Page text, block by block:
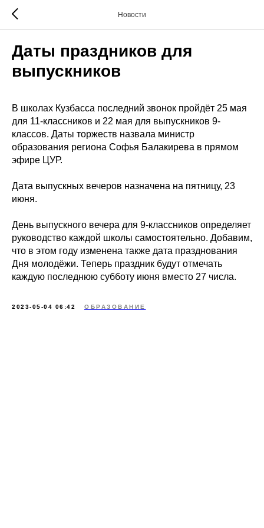
Новости
Даты праздников для
выпускников
В школах Кузбасса последний звонок пройдёт 25 мая
для 11-классников и 22 мая для выпускников 9-
классов. Даты торжеств назвала министр
образования региона Софья Балакирева в прямом
эфире ЦУР.
Дата выпускных вечеров назначена на пятницу, 23
июня.
День выпускного вечера для 9-классников определяет
руководство каждой школы самостоятельно. Добавим,
что в этом году изменена также дата празднования
Дня молодёжи. Теперь праздник будут отмечать
каждую последнюю субботу июня вместо 27 числа.
2023-05-04 06:42 ОБРАЗОВАНИЕ